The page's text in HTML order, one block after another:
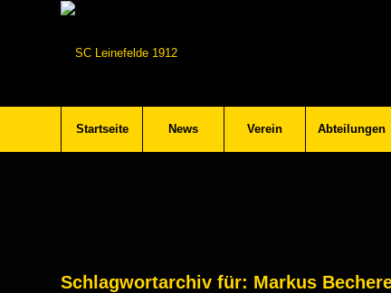
Startseite News Verein Abteilungen
Schlagwortarchiv für: Markus